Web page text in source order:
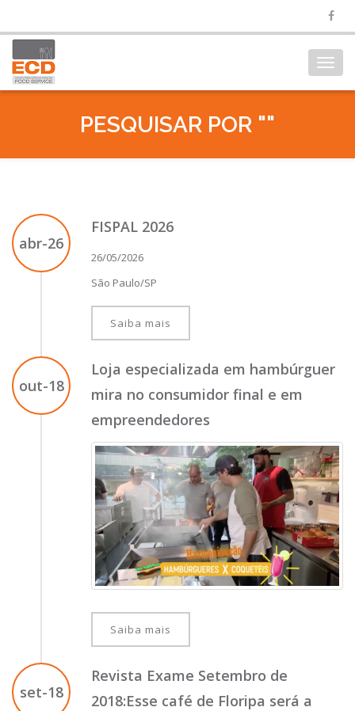
PESQUISAR POR ""
abr-26
FISPAL 2026
26/05/2026
São Paulo/SP
Saiba mais
out-18
Loja especializada em hambúrguer
mira no consumidor final e em
empreendedores
Saiba mais
set-18
Revista Exame Setembro de
2018:Esse café de Floripa será a